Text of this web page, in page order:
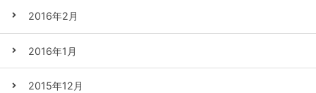
2016年2月
2016年1月
2015年12月